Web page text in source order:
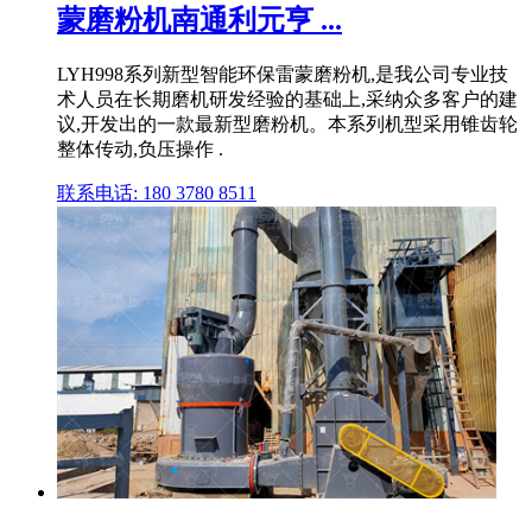
蒙磨粉机南通利元亨 ...
LYH998系列新型智能环保雷蒙磨粉机,是我公司专业技
术人员在长期磨机研发经验的基础上,采纳众多客户的建
议,开发出的一款最新型磨粉机。本系列机型采用锥齿轮
整体传动,负压操作 .
联系电话: 180 3780 8511